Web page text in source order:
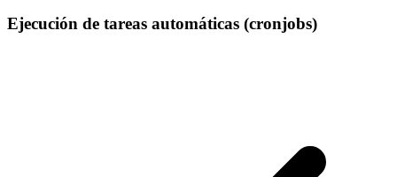
Ejecución de tareas automáticas (cronjobs)